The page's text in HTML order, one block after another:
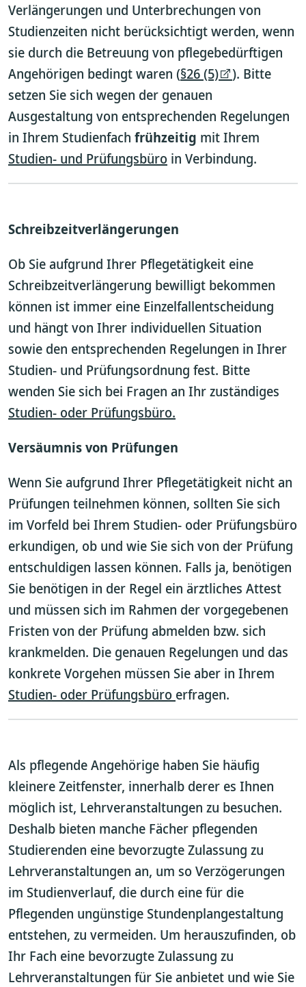
Verlängerungen und Unterbrechungen von
Studienzeiten nicht berücksichtigt werden, wenn
sie durch die Betreuung von pflegebedürftigen
Angehörigen bedingt waren (§26 (5)
). Bitte
setzen Sie sich wegen der genauen
Ausgestaltung von entsprechenden Regelungen
in Ihrem Studienfach frühzeitig mit Ihrem
Studien- und Prüfungsbüro in Verbindung.
Schreibzeitverlängerungen
Ob Sie aufgrund Ihrer Pflegetätigkeit eine
Schreibzeitverlängerung bewilligt bekommen
können ist immer eine Einzelfallentscheidung
und hängt von Ihrer individuellen Situation
sowie den entsprechenden Regelungen in Ihrer
Studien- und Prüfungsordnung fest. Bitte
wenden Sie sich bei Fragen an Ihr zuständiges
Studien- oder Prüfungsbüro.
Versäumnis von Prüfungen
Wenn Sie aufgrund Ihrer Pflegetätigkeit nicht an
Prüfungen teilnehmen können, sollten Sie sich
im Vorfeld bei Ihrem Studien- oder Prüfungsbüro
erkundigen, ob und wie Sie sich von der Prüfung
entschuldigen lassen können. Falls ja, benötigen
Sie benötigen in der Regel ein ärztliches Attest
und müssen sich im Rahmen der vorgegebenen
Fristen von der Prüfung abmelden bzw. sich
krankmelden. Die genauen Regelungen und das
konkrete Vorgehen müssen Sie aber in Ihrem
Studien- oder Prüfungsbüro erfragen.
Als pflegende Angehörige haben Sie häufig
kleinere Zeitfenster, innerhalb derer es Ihnen
möglich ist, Lehrveranstaltungen zu besuchen.
Deshalb bieten manche Fächer pflegenden
Studierenden eine bevorzugte Zulassung zu
Lehrveranstaltungen an, um so Verzögerungen
im Studienverlauf, die durch eine für die
Pflegenden ungünstige Stundenplangestaltung
entstehen, zu vermeiden. Um herauszufinden, ob
Ihr Fach eine bevorzugte Zulassung zu
Lehrveranstaltungen für Sie anbietet und wie Sie